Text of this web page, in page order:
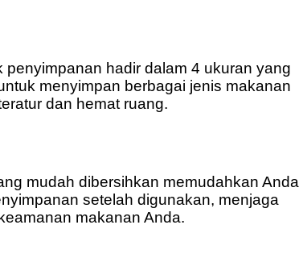
penyimpanan hadir dalam 4 ukuran yang
menyimpan berbagai jenis makanan
dan hemat ruang.
mudah dibersihkan memudahkan Anda
setelah digunakan, menjaga
makanan Anda.